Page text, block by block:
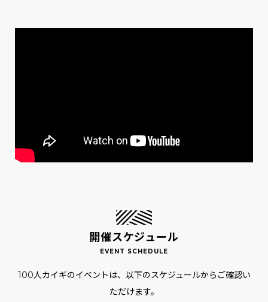
開催スケジュール
100人カイギのイベントは、以下のスケジュールからご確認い
ただけます。